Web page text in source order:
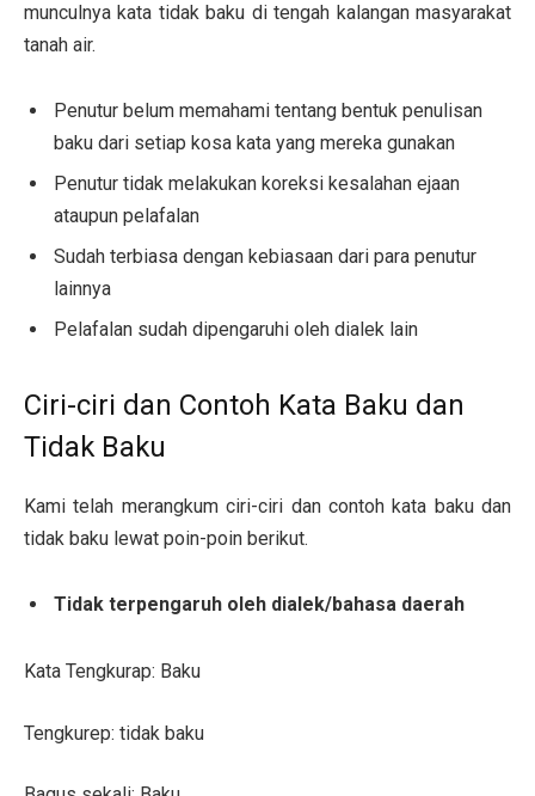
munculnya kata tidak baku di tengah kalangan masyarakat
tanah air.
Penutur belum memahami tentang bentuk penulisan
baku dari setiap kosa kata yang mereka gunakan
Penutur tidak melakukan koreksi kesalahan ejaan
ataupun pelafalan
Sudah terbiasa dengan kebiasaan dari para penutur
lainnya
Pelafalan sudah dipengaruhi oleh dialek lain
Ciri-ciri dan Contoh Kata Baku dan
Tidak Baku
Kami telah merangkum ciri-ciri dan contoh kata baku dan
tidak baku lewat poin-poin berikut.
Tidak terpengaruh oleh dialek/bahasa daerah
Kata Tengkurap: Baku
Tengkurep: tidak baku